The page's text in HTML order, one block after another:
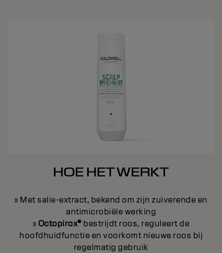
HOE HET WERKT
» Met salie-extract, bekend om zijn zuiverende en
antimicrobiële werking
» Octopirox® bestrijdt roos, reguleert de
hoofdhuidfunctie en voorkomt nieuwe roos bij
regelmatig gebruik